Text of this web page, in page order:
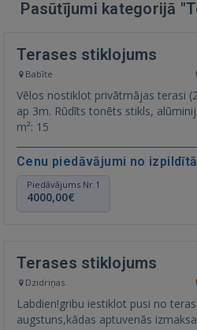
Pasūtījumi kategorijā
Terases stiklojums
Babīte
Vēlos nostiklot privātmājas terasi
ap 3m. Rūdīts tonēts stikls, alūminija rāmis.
m²: 15
Cenu piedāvājumi no
Piedāvājums Nr.1
4000,00€
Terases stiklojums
Dzidriņas
Labdien!gribu iestiklot pusi no
augstuns,kādas aptuvenās